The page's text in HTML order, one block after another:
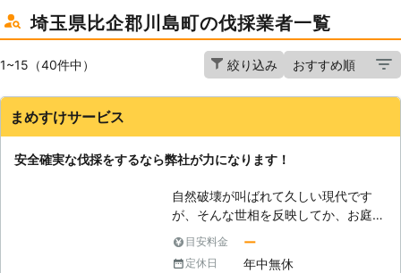
埼玉県比企郡川島町の伐採業者一覧
1~15（40件中） 絞り込み
まめすけサービス
安全確実な伐採をするなら弊社が力になります！
自然破壊が叫ばれて久しい現代です
が、そんな世相を反映してか、お庭に
庭木を植える方は多く見受けられま
す。お庭は、おそらく最も身近に自然
目安料金 ー
定休日 年中無休